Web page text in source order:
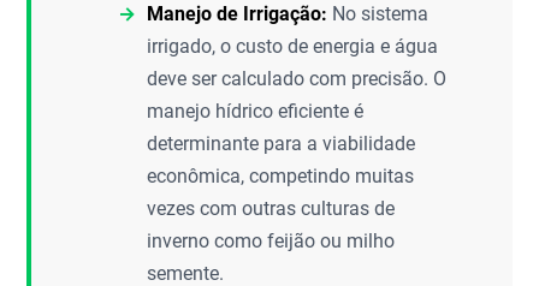
Manejo de Irrigação: No sistema
irrigado, o custo de energia e água
deve ser calculado com precisão. O
manejo hídrico eficiente é
determinante para a viabilidade
econômica, competindo muitas
vezes com outras culturas de
inverno como feijão ou milho
semente.